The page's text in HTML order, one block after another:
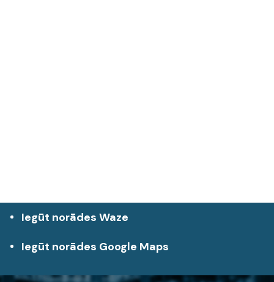
Iegūt norādes Waze
Iegūt norādes Google Maps